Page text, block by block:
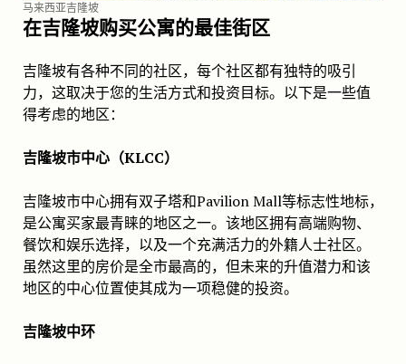
马来西亚吉隆坡
在吉隆坡购买公寓的最佳街区
吉隆坡有各种不同的社区，每个社区都有独特的吸引
力，这取决于您的生活方式和投资目标。以下是一些值
得考虑的地区：
吉隆坡市中心（KLCC）
吉隆坡市中心拥有双子塔和Pavilion Mall等标志性地标，
是公寓买家最青睐的地区之一。该地区拥有高端购物、
餐饮和娱乐选择，以及一个充满活力的外籍人士社区。
虽然这里的房价是全市最高的，但未来的升值潜力和该
地区的中心位置使其成为一项稳健的投资。
吉隆坡中环